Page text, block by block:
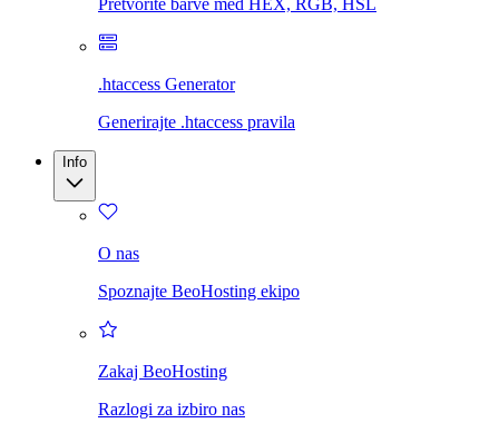
Pretvorite barve med HEX, RGB, HSL
.htaccess Generator
Generirajte .htaccess pravila
Info
O nas
Spoznajte BeoHosting ekipo
Zakaj BeoHosting
Razlogi za izbiro nas